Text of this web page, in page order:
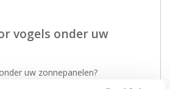
vogels onder uw
uw zonnepanelen?